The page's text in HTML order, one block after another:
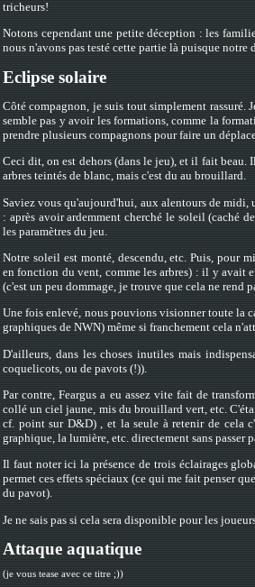
tricheurs!
Notons cependant une petite déception : les
nous n'avons pas testé cette partie là puisque
Eclipse solaire
Côté compagnon, je suis tout simplement rassuré.
semble pas y avoir les formations, comme la
prendre plusieurs compagnons pour faire un
Ceci dit, on est dehors (dans le jeu), et il fait
arbres teintés de blanc, mais c'est du au brouillard.
Saviez vous qu'aujourd'hui, aux alentours de midi,
: après avoir ardemment cherché le soleil (caché
les paramètres du jeu.
Notre soleil est monté, descendu, etc. Puis, pour
en fonction du vent, comme les arbres) : il y avait
(c'est un peu dommage, je trouve que cela ne rend
Une fois enlevé, nous pouvions visionner toute la
graphiques de NWN) même si franchement cela
D'ailleurs, dans les choses inutiles mais
coquelicots, ou de pavots (!)).
Par contre, Feargus a eu assez vite fait de
collé un ciel jaune, mis du brouillard vert, etc.
cf. point sur D&D) , et la seule à retenir de cela
graphique, la lumière, etc. directement sans passer
Il faut noter ici la présence de trois éclairages
permet ces effets spéciaux (ce qui me fait penser
du pavot).
Je ne sais pas si cela sera disponible pour les
Attaque aquatique
(je vous tease avec ce titre ;))